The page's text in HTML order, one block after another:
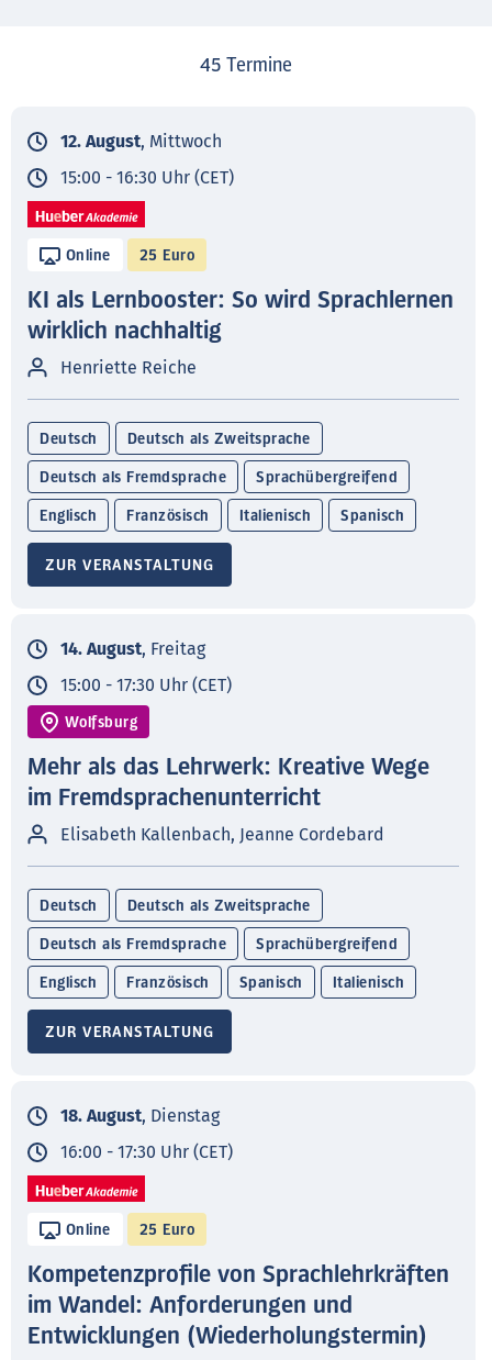
45 Termine
12. August, Mittwoch
15:00 - 16:30 Uhr (CET)
Online 25 Euro
KI als Lernbooster: So wird Sprachlernen
wirklich nachhaltig
Henriette Reiche
Deutsch Deutsch als Zweitsprache
Deutsch als Fremdsprache Sprachübergreifend
Englisch Französisch Italienisch Spanisch
ZUR VERANSTALTUNG
14. August, Freitag
15:00 - 17:30 Uhr (CET)
Wolfsburg
Mehr als das Lehrwerk: Kreative Wege
im Fremdsprachenunterricht
Elisabeth Kallenbach, Jeanne Cordebard
Deutsch Deutsch als Zweitsprache
Deutsch als Fremdsprache Sprachübergreifend
Englisch Französisch Spanisch Italienisch
ZUR VERANSTALTUNG
18. August, Dienstag
16:00 - 17:30 Uhr (CET)
Online 25 Euro
Kompetenzprofile von Sprachlehrkräften
im Wandel: Anforderungen und
Entwicklungen (Wiederholungstermin)